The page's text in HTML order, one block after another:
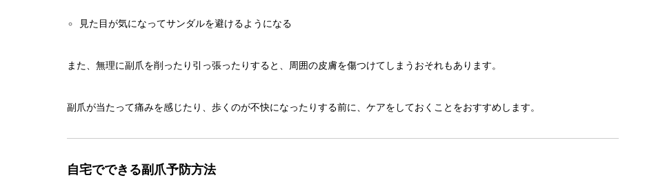
見た目が気になってサンダルを避けるようになる
また、無理に副爪を削ったり引っ張ったりすると、周囲の皮膚を傷つけてしまうおそれもあります。
副爪が当たって痛みを感じたり、歩くのが不快になったりする前に、ケアをしておくことをおすすめします。
自宅でできる副爪予防方法